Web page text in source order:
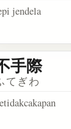
jendela
kosakata 学際
手際
てぎわ